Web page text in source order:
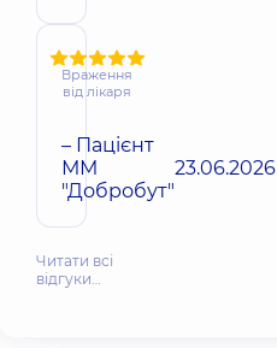
Враження
від лікаря
– Пацієнт
ММ
"Добробут"
23.06.2026
Читати всі
відгуки…